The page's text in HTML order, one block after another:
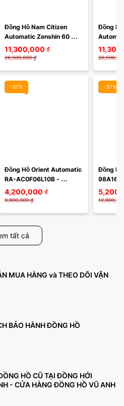
Đồng Hồ Nam Citizen
Automatic Zenshin 60
Super Titanium NK5020-
58L – Mặt Xanh Nhạt
11,300,000 ₫
26,500,000 ₫
Đồng
Super
58M –
-57%
Xóa
Đồng Hồ Orient Automatic
RA-AC0F06L10B -
SYMPHONY 3
4,200,000 ₫
9,800,000 ₫
-57%
Đồng
98A160
Độc
Thể
tất cả
MUA HÀNG và THEO DÕI VẬN
BẢO HÀNH ĐỒNG HỒ
HỒ CŨ TẠI ĐỒNG HỚI
- CỬA HÀNG ĐỒNG HỒ VŨ ANH